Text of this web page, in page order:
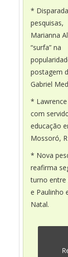
*
pesquisas,
Marianna
“surfa” na
postagem
Gabriel
*
com
educação
Mossoró,
* Nova
reafirma
turno entre
e Paulinho
Natal.